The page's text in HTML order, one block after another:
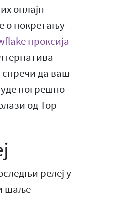
онлајн
о покретању
проксија
да ваш
погрешно
од Тор
релеј у
шаље